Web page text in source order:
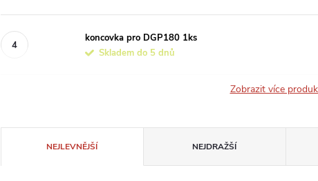
koncovka pro DGP180 1ks
Skladem do 5 dnů
Zobrazit více
NEJLEVNĚJŠÍ NEJDRAŽŠÍ